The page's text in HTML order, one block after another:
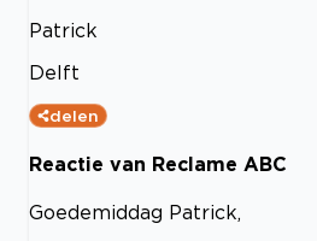
Patrick
Delft
delen
Reactie van Reclame ABC
Goedemiddag Patrick,